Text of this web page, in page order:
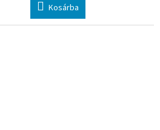
Kosárba